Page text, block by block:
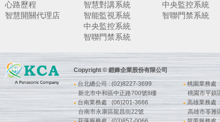
心路歷程
智慧開關代理店
智慧對講系統
智能監視系統
中央監控系統
智聯門禁系統
中央監控系統
智聯門禁系統
Copyright © 鎧鋒企業股份有限公司
●台北總公司 : (02)8227-3699
新北市中和區中正路700號8樓
● 桃園業務處
桃園市平鎮
● 台南業務處 : (06)201-3666
台南市永康區龍昌街22號
●高雄業務處
高雄市苓雅